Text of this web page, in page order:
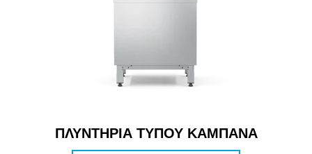
ΠΛΥΝΤΗΡΙΑ ΤΥΠΟΥ ΚΑΜΠΑΝΑ